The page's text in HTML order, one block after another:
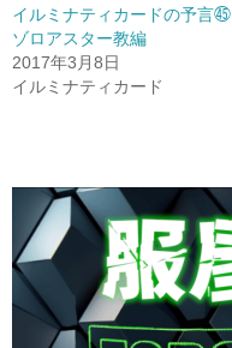
イルミナティカードの予言㊺
ゾロアスター教編
2017年3月8日
イルミナティカード